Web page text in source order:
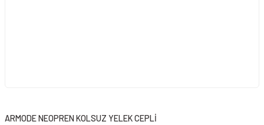
ARMODE NEOPREN KOLSUZ YELEK CEPLİ